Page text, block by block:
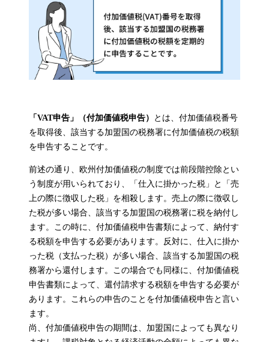
「VAT申告」（付加価値税申告）
とは、付加価値税番号
を取得後、該当する加盟国の税務署に付加価値税の税額
を申告することです。
前述の通り、欧州付加価値税の制度では前段階控除とい
う制度が用いられており、「仕入に掛かった税」と「売
上の際に徴収した税」を相殺します。売上の際に徴収し
た税が多い場合、該当する加盟国の税務署に税を納付し
ます。この時に、付加価値税申告書類によって、納付す
る税額を申告する必要があります。反対に、仕入に掛か
った税（支払った税）が多い場合、該当する加盟国の税
務署から還付します。この場合でも同様に、付加価値税
申告書類によって、還付請求する税額を申告する必要が
あります。これらの申告のことを付加価値税申告と言い
ます。
尚、付加価値税申告の期間は、加盟国によっても異なり